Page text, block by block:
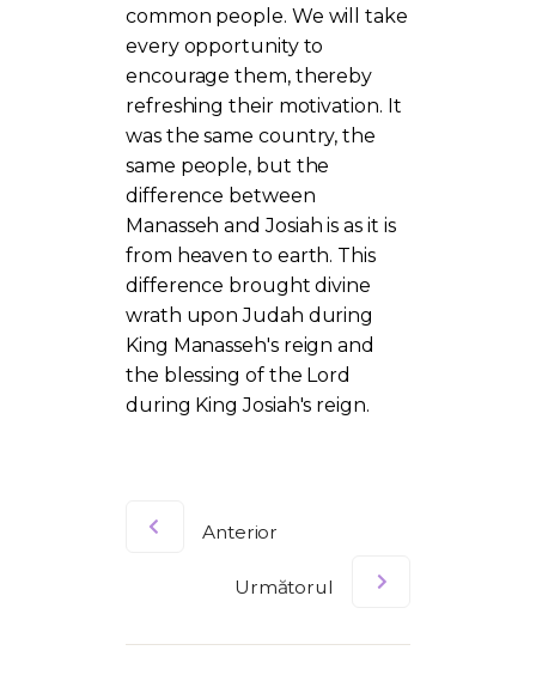
common people. We will take
every opportunity to
encourage them, thereby
refreshing their motivation. It
was the same country, the
same people, but the
difference between
Manasseh and Josiah is as it is
from heaven to earth. This
difference brought divine
wrath upon Judah during
King Manasseh's reign and
the blessing of the Lord
during King Josiah's reign.
Anterior
Următorul